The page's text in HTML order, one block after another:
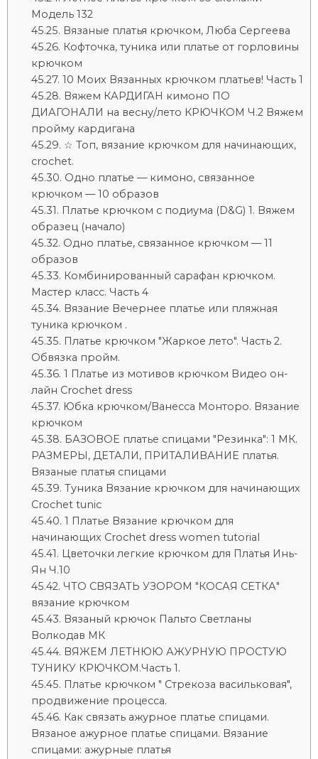
Модель 132
Вязаные платья крючком, Люба Сергеева
Кофточка, туника или платье от горловины
крючком
10 Моих Вязанных крючком платьев! Часть 1
Вяжем КАРДИГАН кимоно ПО
ДИАГОНАЛИ на весну/лето КРЮЧКОМ Ч.2 Вяжем
пройму кардигана
☆ Топ, вязание крючком для начинающих,
crochet.
Одно платье — кимоно, связанное
крючком — 10 образов
Платье крючком с подиума (D&G) 1. Вяжем
образец (начало)
Одно платье, связанное крючком — 11
образов
Комбинированный сарафан крючком.
Мастер класс. Часть 4
Вязание Вечернее платье или пляжная
туника крючком .
Платье крючком "Жаркое лето". Часть 2.
Обвязка пройм.
1 Платье из мотивов крючком Видео он-
лайн Crochet dress
Юбка крючком/Ванесса Монторо. Вязание
крючком
БАЗОВОЕ платье спицами "Резинка": 1 МК.
РАЗМЕРЫ, ДЕТАЛИ, ПРИТАЛИВАНИЕ платья.
Вязаные платья спицами
Туника Вязание крючком для начинающих
Crochet tunic
1 Платье Вязание крючком для
начинающих Crochet dress women tutorial
Цветочки легкие крючком для Платья Инь-
Ян Ч.10
ЧТО СВЯЗАТЬ УЗОРОМ "КОСАЯ СЕТКА"
вязание крючком
Вязаный крючок Пальто Светланы
Волкодав МК
ВЯЖЕМ ЛЕТНЮЮ АЖУРНУЮ ПРОСТУЮ
ТУНИКУ КРЮЧКОМ.Часть 1.
Платье крючком " Стрекоза васильковая",
продвижение процесса.
Как связать ажурное платье спицами.
Вязаное ажурное платье спицами. Вязание
спицами: ажурные платья